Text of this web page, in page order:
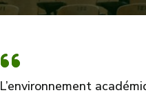
L’environnement